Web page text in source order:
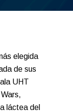
elegida
de sus
UHT
láctea del